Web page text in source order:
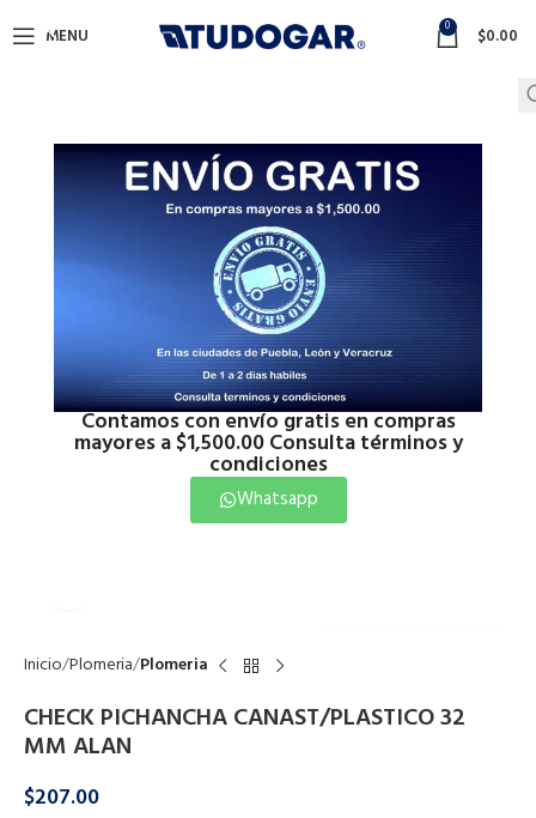
Contamos con envío gratis en compras
mayores a $1,500.00 Consulta términos y
condiciones
Whatsapp
MENU 0 $0.00
Inicio Plomeria Plomeria
CHECK PICHANCHA CANAST/PLASTICO 32
MM ALAN
$207.00